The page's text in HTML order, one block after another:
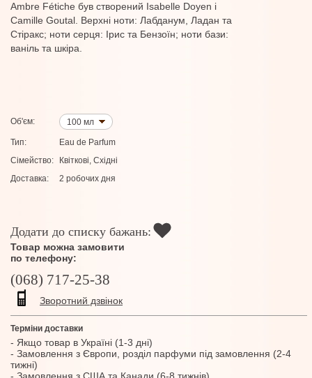
Ambre Fétiche був створений Isabelle Doyen і
Camille Goutal. Верхні ноти: Лабданум, Ладан та
Стіракс; ноти серця: Ірис та Бензоїн; ноти бази:
ваніль та шкіра.
Об'єм: 100 мл
Тип:
Eau de Parfum
Сімейство:
Квіткові, Східні
Доставка:
2 робочих дня
Додати до списку бажань:
Товар можна замовити
по телефону:
(068) 717-25-38
Зворотний дзвінок
Терміни доставки
- Якщо товар в Україні (1-3 дні)
- Замовлення з Європи, розділ парфуми під замовлення (2-4
тижні)